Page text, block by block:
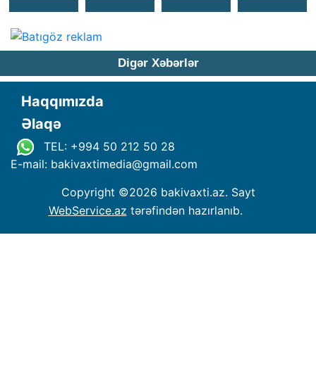
Digər Xəbərlər
Haqqımızda
Əlaqə
TEL: +994 50 212 50 28
E-mail: bakivaxtimedia@gmail.com
Copyright ©2026 bakivaxti.az. Sayt
WebService.az tərəfindən hazırlanıb.